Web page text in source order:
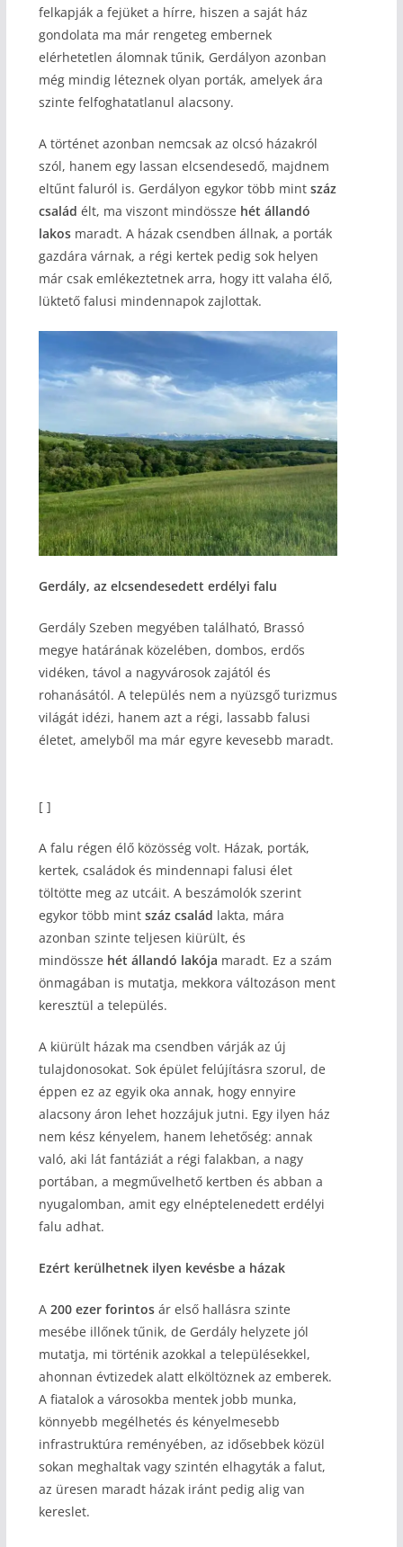
felkapják a fejüket a hírre, hiszen a saját ház
gondolata ma már rengeteg embernek
elérhetetlen álomnak tűnik, Gerdályon azonban
még mindig léteznek olyan porták, amelyek ára
szinte felfoghatatlanul alacsony.
A történet azonban nemcsak az olcsó házakról
szól, hanem egy lassan elcsendesedő, majdnem
eltűnt faluról is. Gerdályon egykor több mint száz
család élt, ma viszont mindössze hét állandó
lakosmaradt. A házak csendben állnak, a porták
gazdára várnak, a régi kertek pedig sok helyen
már csak emlékeztetnek arra, hogy itt valaha élő,
lüktető falusi mindennapok zajlottak.
Gerdály, az elcsendesedett erdélyi falu
Gerdály Szeben megyében található, Brassó
megye határának közelében, dombos, erdős
vidéken, távol a nagyvárosok zajától és
rohanásától. A település nem a nyüzsgő turizmus
világát idézi, hanem azt a régi, lassabb falusi
életet, amelyből ma már egyre kevesebb maradt.
[ ]
A falu régen élő közösség volt. Házak, porták,
kertek, családok és mindennapi falusi élet
töltötte meg az utcáit. A beszámolók szerint
egykor több mint száz család lakta, mára
azonban szinte teljesen kiürült, és
mindössze hét állandó lakója maradt. Ez a szám
önmagában is mutatja, mekkora változáson ment
keresztül a település.
A kiürült házak ma csendben várják az új
tulajdonosokat. Sok épület felújításra szorul, de
éppen ez az egyik oka annak, hogy ennyire
alacsony áron lehet hozzájuk jutni. Egy ilyen ház
nem kész kényelem, hanem lehetőség: annak
való, aki lát fantáziát a régi falakban, a nagy
portában, a megművelhető kertben és abban a
nyugalomban, amit egy elnéptelenedett erdélyi
falu adhat.
Ezért kerülhetnek ilyen kevésbe a házak
A 200 ezer forintosár első hallásra szinte
mesébe illőnek tűnik, de Gerdály helyzete jól
mutatja, mi történik azokkal a településekkel,
ahonnan évtizedek alatt elköltöznek az emberek.
A fiatalok a városokba mentek jobb munka,
könnyebb megélhetés és kényelmesebb
infrastruktúra reményében, az idősebbek közül
sokan meghaltak vagy szintén elhagyták a falut,
az üresen maradt házak iránt pedig alig van
kereslet.